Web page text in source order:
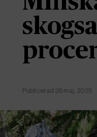
Publicerad 28 maj, 2025